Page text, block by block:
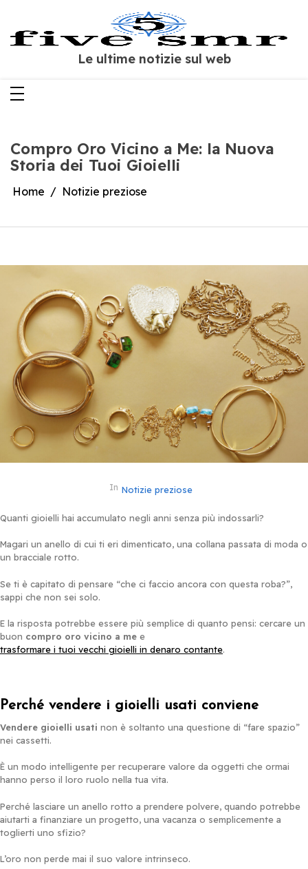
Le ultime notizie sul web
Compro Oro Vicino a Me: la Nuova
Storia dei Tuoi Gioielli
Home Notizie preziose
In Notizie preziose
Quanti gioielli hai accumulato negli anni senza più indossarli?
Magari un anello di cui ti eri dimenticato, una collana passata di moda o
un bracciale rotto.
Se ti è capitato di pensare “che ci faccio ancora con questa roba?”,
sappi che non sei solo.
E la risposta potrebbe essere più semplice di quanto pensi: cercare un
buon compro oro vicino a me e
trasformare i tuoi vecchi gioielli in denaro contante.
Perché vendere i gioielli usati conviene
Vendere gioielli usati non è soltanto una questione di “fare spazio”
nei cassetti.
È un modo intelligente per recuperare valore da oggetti che ormai
hanno perso il loro ruolo nella tua vita.
Perché lasciare un anello rotto a prendere polvere, quando potrebbe
aiutarti a finanziare un progetto, una vacanza o semplicemente a
toglierti uno sfizio?
L’oro non perde mai il suo valore intrinseco.